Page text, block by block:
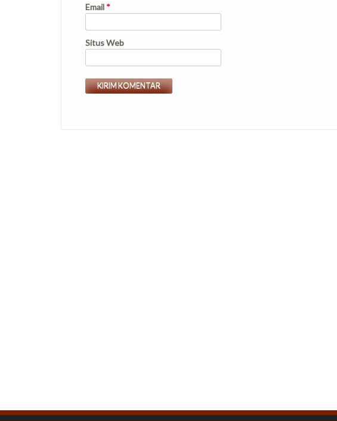
Email *
Situs Web